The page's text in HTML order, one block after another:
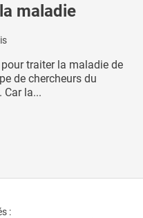
maladie
traiter la maladie de
de chercheurs du
la...
: